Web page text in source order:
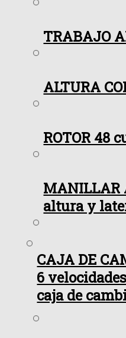
TRABAJO
ALTURA
ROTOR 48
MANILLAR
altura y
CAJA DE
6
caja de